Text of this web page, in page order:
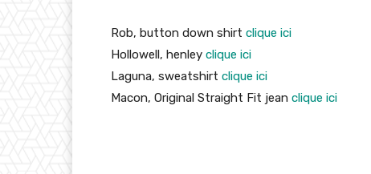
Rob, button down shirt clique ici
Hollowell, henley clique ici
Laguna, sweatshirt clique ici
Macon, Original Straight Fit jean clique ici